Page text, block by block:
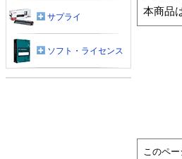
本商品
このペー
サプライ
ソフト・ライセンス